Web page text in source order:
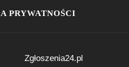
PRYWATNOŚCI
Zgłoszenia24.pl